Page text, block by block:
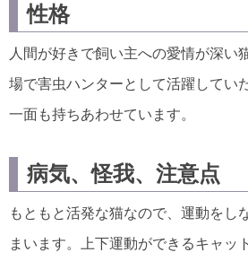
性格
人間が好きで飼い主への愛情が深い
場で害虫ハンターとして活躍してい
一面も持ちあわせています。
病気、怪我、注意点
もともと活発な猫なので、運動をし
まいます。上下運動ができるキャッ